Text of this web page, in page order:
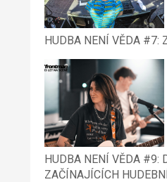
HUDBA NENÍ VĚDA #7:
HUDBA NENÍ VĚDA #9:
ZAČÍNAJÍCÍCH